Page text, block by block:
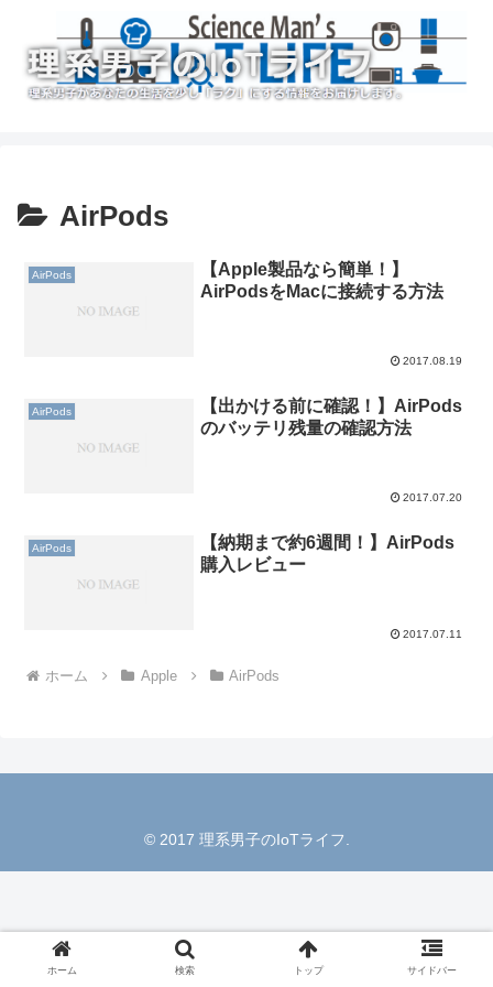
AirPods
AirPods
【Apple製品なら簡単！】
AirPodsをMacに接続する方法
2017.08.19
AirPods
【出かける前に確認！】AirPods
のバッテリ残量の確認方法
2017.07.20
AirPods
【納期まで約6週間！】AirPods
購入レビュー
2017.07.11
ホーム Apple AirPods
© 2017 理系男子のIoTライフ.
ホーム 検索 トップ サイドバー